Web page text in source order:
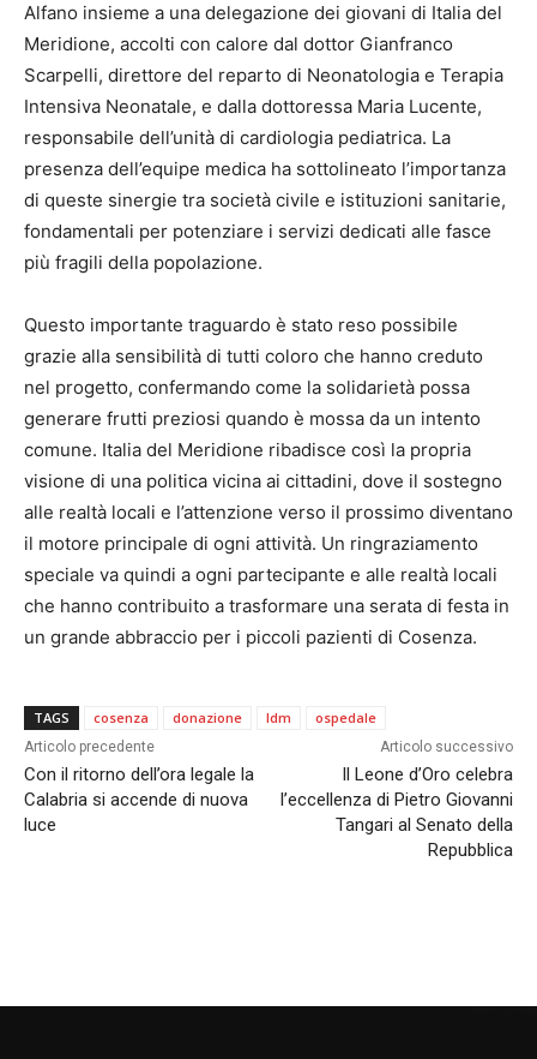
Alfano insieme a una delegazione dei giovani di Italia del
Meridione, accolti con calore dal dottor Gianfranco
Scarpelli, direttore del reparto di Neonatologia e Terapia
Intensiva Neonatale, e dalla dottoressa Maria Lucente,
responsabile dell’unità di cardiologia pediatrica. La
presenza dell’equipe medica ha sottolineato l’importanza
di queste sinergie tra società civile e istituzioni sanitarie,
fondamentali per potenziare i servizi dedicati alle fasce
più fragili della popolazione.
Questo importante traguardo è stato reso possibile
grazie alla sensibilità di tutti coloro che hanno creduto
nel progetto, confermando come la solidarietà possa
generare frutti preziosi quando è mossa da un intento
comune. Italia del Meridione ribadisce così la propria
visione di una politica vicina ai cittadini, dove il sostegno
alle realtà locali e l’attenzione verso il prossimo diventano
il motore principale di ogni attività. Un ringraziamento
speciale va quindi a ogni partecipante e alle realtà locali
che hanno contribuito a trasformare una serata di festa in
un grande abbraccio per i piccoli pazienti di Cosenza.
TAGS cosenza donazione Idm ospedale
Articolo precedente
Con il ritorno dell’ora legale la
Calabria si accende di nuova
luce
Articolo successivo
Il Leone d’Oro celebra
l’eccellenza di Pietro Giovanni
Tangari al Senato della
Repubblica